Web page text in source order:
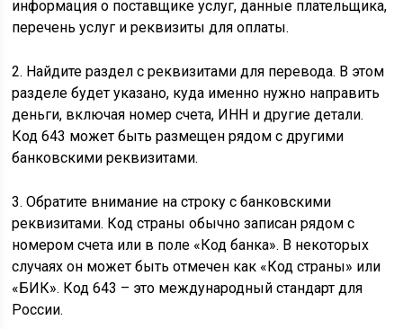
информация о поставщике услуг, данные плательщика,
перечень услуг и реквизиты для оплаты.
2. Найдите раздел с реквизитами для перевода. В этом
разделе будет указано, куда именно нужно направить
деньги, включая номер счета, ИНН и другие детали.
Код 643 может быть размещен рядом с другими
банковскими реквизитами.
3. Обратите внимание на строку с банковскими
реквизитами. Код страны обычно записан рядом с
номером счета или в поле «Код банка». В некоторых
случаях он может быть отмечен как «Код страны» или
«БИК». Код 643 – это международный стандарт для
России.